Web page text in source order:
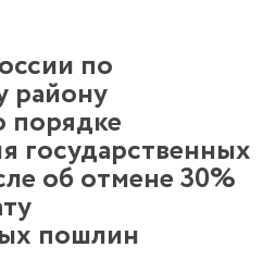
по
району
порядке
государственных
об отмене 30%
пошлин